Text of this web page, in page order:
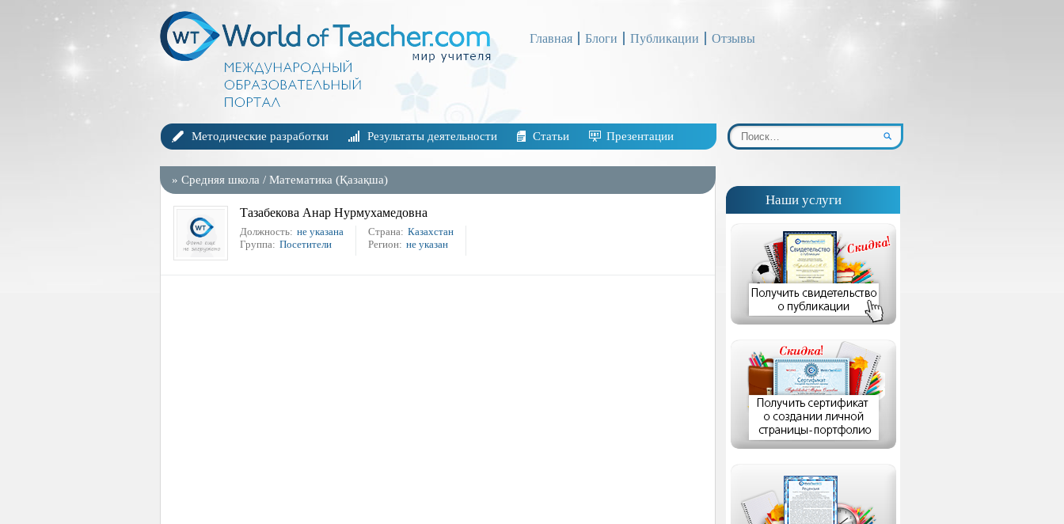
Главная Блоги Публикации Отзывы
Методические разработки Результаты деятельности Статьи Презентации
» Средняя школа / Математика (Қазақша)
Тазабекова Анар Нурмухамедовна
Должность: не указана
Группа: Посетители
Страна: Казахстан
Регион: не указан
Наши услуги